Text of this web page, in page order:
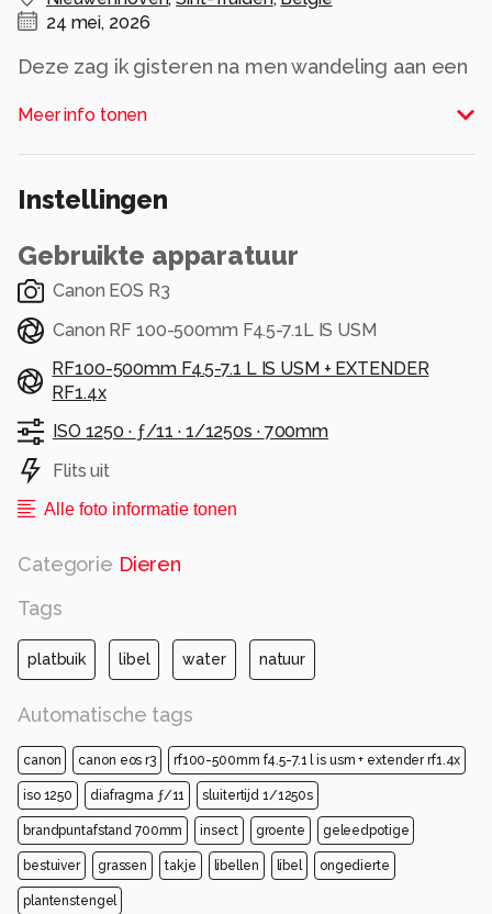
24 mei, 2026
Deze zag ik gisteren na men wandeling aan een
met veel planten. er vlogen er twee en ééntje
ging heel even zitten voor de foto!
hand genomen en dus toch nog tevreden van
Alle rechten voorbehouden
Meer info tonen
Instellingen
Gebruikte apparatuur
Canon EOS R3
Canon RF 100-500mm F4.5-7.1L IS USM
RF100-500mm F4.5-7.1 L IS USM + EXTENDER
RF1.4x
ISO 1250 · ƒ/11 · 1/1250s · 700mm
Flits uit
Alle foto informatie tonen
Categorie Dieren
Tags
platbuik libel water natuur
Automatische tags
canon canon eos r3 rf100-500mm f4.5-7.1 l is usm + extender rf1.4x
iso 1250 diafragma ƒ/11 sluitertijd 1/1250s
brandpuntafstand 700mm insect groente geleedpotige
bestuiver grassen takje libellen libel ongedierte
plantenstengel